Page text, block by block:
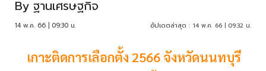
By ฐานเศรษฐกิจ
14 พ.ค. 66 | 09:30 น. อัปเดตล่าสุด : 14 พ.ค. 66 | 09:32 น.
เกาะติดการเลือกตั้ง 2566 จังหวัดนนทบุรี